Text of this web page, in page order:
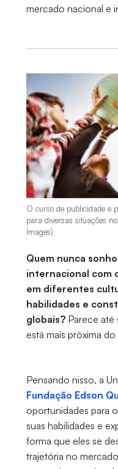
mercado nacional e
O curso de publicidade e
para diversas situações
Images)
Quem nunca
internacional com
em diferentes
habilidades e
globais? Parece até
está mais próxima
Pensando nisso, a
Fundação Edson
oportunidades para
suas habilidades e
forma que eles se
trajetória no